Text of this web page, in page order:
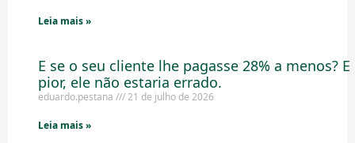
Leia mais »
E se o seu cliente lhe pagasse 28% a menos? E
pior, ele não estaria errado.
eduardo.pestana 21 de julho de 2026
Leia mais »